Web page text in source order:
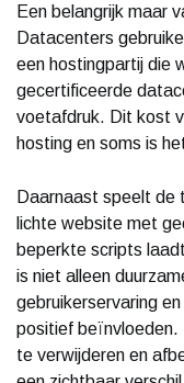
Een belangrijk maar
Datacenters
een hostingpartij die
gecertificeerde
voetafdruk. Dit kost
hosting en soms is
Daarnaast speelt de
lichte website met
beperkte scripts
is niet alleen
gebruikerservaring
positief beïnvloeden.
te verwijderen en